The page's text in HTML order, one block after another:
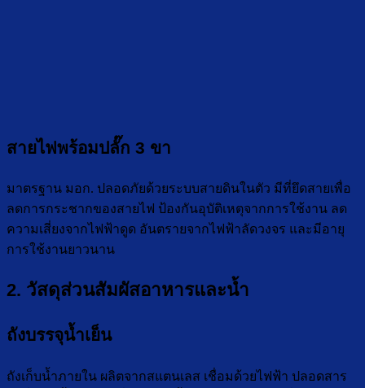
สายไฟพร้อมปลั๊ก 3 ขา
มาตรฐาน มอก. ปลอดภัยด้วยระบบสายดินในตัว มีที่ยึดสายเพื่อ
ลดการกระชากของสายไฟ ป้องกันอุบัติเหตุจากการใช้งาน ลด
ความเสี่ยงจากไฟฟ้าดูด อันตรายจากไฟฟ้าลัดวงจร และมีอายุ
การใช้งานยาวนาน
2. วัสดุส่วนสัมผัสอาหารและน้ำ
ถังบรรจุน้ำเย็น
ถังเก็บน้ำภายใน ผลิตจากสแตนเลส เชื่อมด้วยไฟฟ้า ปลอดสาร